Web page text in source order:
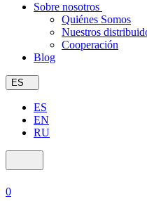
Sobre nosotros
Quiénes Somos
Nuestros
Cooperación
Blog
ES
ES
EN
RU
0